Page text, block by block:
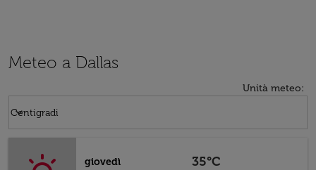
Meteo a Dallas
Unità meteo:
Centigradi
keyboard_arrow_down
giovedì
35°C